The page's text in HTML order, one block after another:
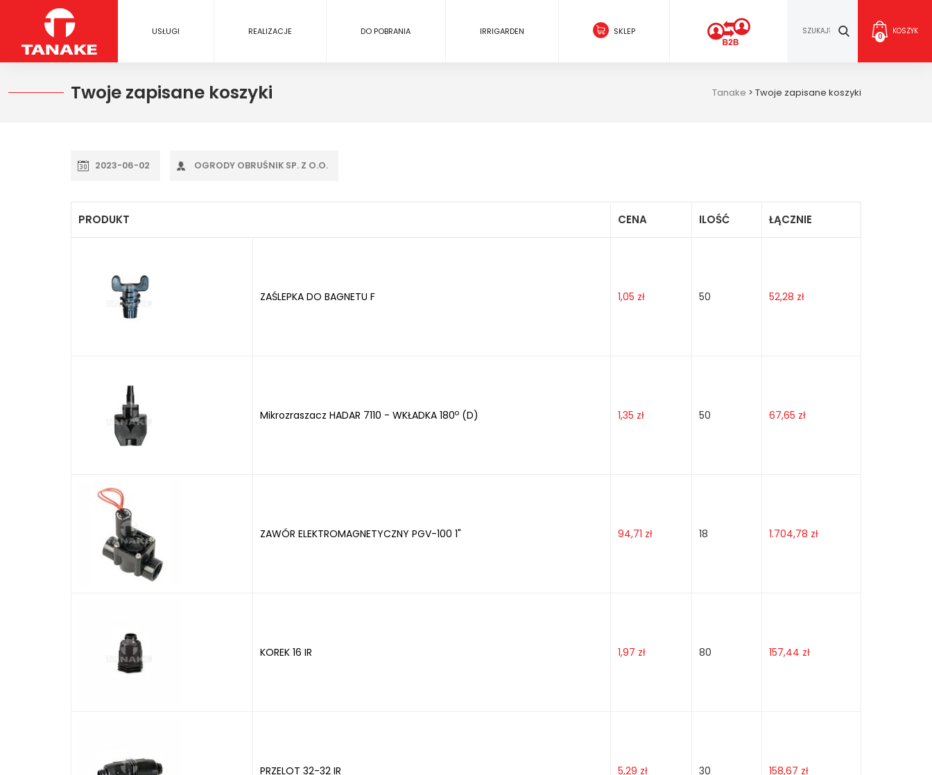
USŁUGI REALIZACJE DO POBRANIA IRRIGARDEN SKLEP 0
KOSZYK
Twoje zapisane koszyki Tanake > Twoje zapisane koszyki
2023-06-02 OGRODY OBRUŚNIK SP. Z O.O.
PRODUKT CENA ILOŚĆ ŁĄCZNIE
ZAŚLEPKA DO BAGNETU F 1,05 zł 50 52,28 zł
Mikrozraszacz HADAR 7110 - WKŁADKA 180o (D) 1,35 zł 50 67,65 zł
ZAWÓR ELEKTROMAGNETYCZNY PGV-100 1" 94,71 zł 18 1.704,78 zł
KOREK 16 IR 1,97 zł 80 157,44 zł
PRZELOT 32-32 IR 5,29 zł 30 158,67 zł